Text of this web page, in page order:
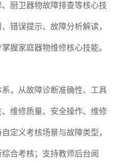
厨卫器物故障排查等核心技
错误提示、故障分析解读，
握家庭器物维修核心技能。
，从故障诊断准确性、工具
维修质量、安全操作、维修
定义考核场景与故障类型，
合考核；支持教师后台阅